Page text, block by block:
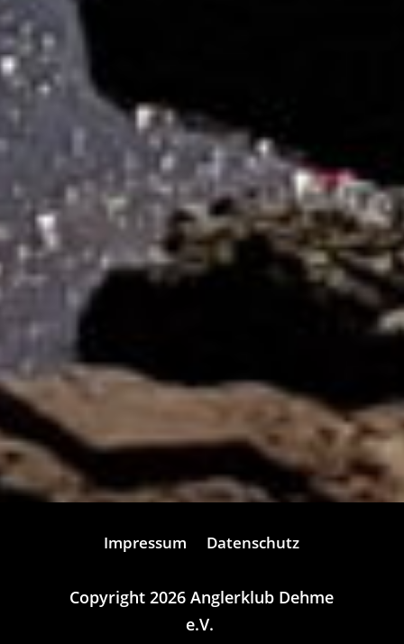
Impressum Datenschutz
Copyright 2026 Anglerklub Dehme
e.V.